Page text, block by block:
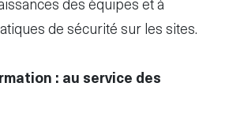
de sécurité sur les sites.
: au service des